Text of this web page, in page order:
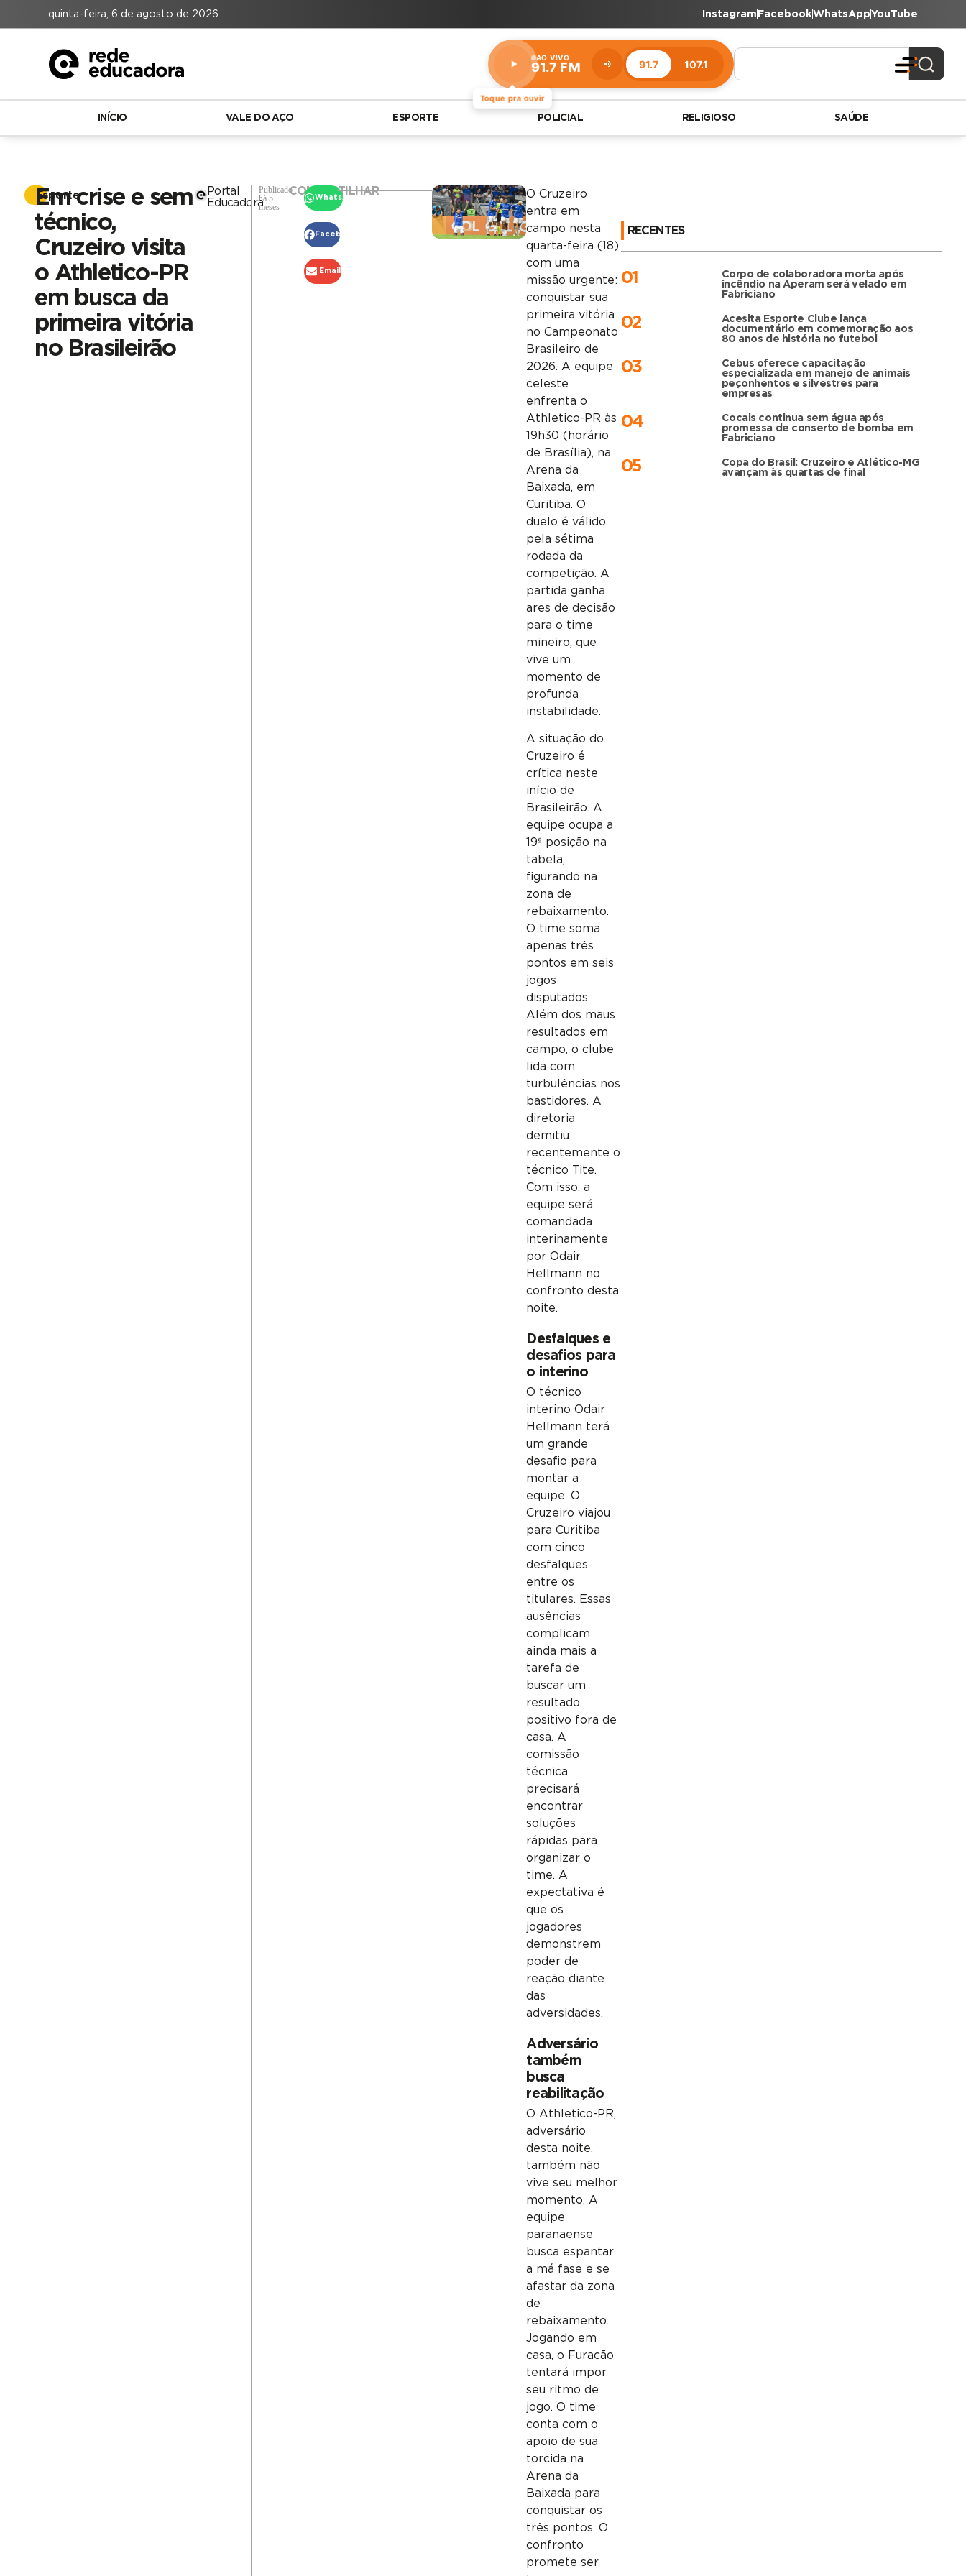
quinta-feira, 6 de agosto de 2026 Instagram FacebookWhatsAppYouTube
Toque pra ouvir
AO VIVO
91.7 FM 91.7 107.1
Estação:
91.7
FM
INÍCIO VALE DO AÇO ESPORTE POLICIAL RELIGIOSO SAÚDE
Esporte
Em crise e sem
técnico,
Cruzeiro visita
o Athletico-PR
em busca da
primeira vitória
no Brasileirão
Portal
Educadora
Publicado
há 5
meses
COMPARTILHAR
WhatsApp
Facebook
Email
O Cruzeiro
entra em
campo nesta
quarta-feira (18)
com uma
missão urgente:
conquistar sua
primeira vitória
no Campeonato
Brasileiro de
2026. A equipe
celeste
enfrenta o
Athletico-PR às
19h30 (horário
de Brasília), na
Arena da
Baixada, em
Curitiba. O
duelo é válido
pela sétima
rodada da
competição. A
partida ganha
ares de decisão
para o time
mineiro, que
vive um
momento de
profunda
instabilidade.
A situação do
Cruzeiro é
crítica neste
início de
Brasileirão. A
equipe ocupa a
19ª posição na
tabela,
figurando na
zona de
rebaixamento.
O time soma
apenas três
pontos em seis
jogos
disputados.
Além dos maus
resultados em
campo, o clube
lida com
turbulências nos
bastidores. A
diretoria
demitiu
recentemente o
técnico Tite.
Com isso, a
equipe será
comandada
interinamente
por Odair
Hellmann no
confronto desta
noite.
Desfalques e
desafios para
o interino
O técnico
interino Odair
Hellmann terá
um grande
desafio para
montar a
equipe. O
Cruzeiro viajou
para Curitiba
com cinco
desfalques
entre os
titulares. Essas
ausências
complicam
ainda mais a
tarefa de
buscar um
resultado
positivo fora de
casa. A
comissão
técnica
precisará
encontrar
soluções
rápidas para
organizar o
time. A
expectativa é
que os
jogadores
demonstrem
poder de
reação diante
das
adversidades.
Adversário
também
busca
reabilitação
O Athletico-PR,
adversário
desta noite,
também não
vive seu melhor
momento. A
equipe
paranaense
busca espantar
a má fase e se
afastar da zona
de
rebaixamento.
Jogando em
casa, o Furacão
tentará impor
seu ritmo de
jogo. O time
conta com o
apoio de sua
torcida na
Arena da
Baixada para
conquistar os
três pontos. O
confronto
promete ser
RECENTES
01
Corpo de colaboradora morta após
incêndio na Aperam será velado em
Fabriciano
02
Acesita Esporte Clube lança
documentário em comemoração aos
80 anos de história no futebol
03
Cebus oferece capacitação
especializada em manejo de animais
peçonhentos e silvestres para
empresas
04
Cocais continua sem água após
promessa de conserto de bomba em
Fabriciano
05
Copa do Brasil: Cruzeiro e Atlético-MG
avançam às quartas de final